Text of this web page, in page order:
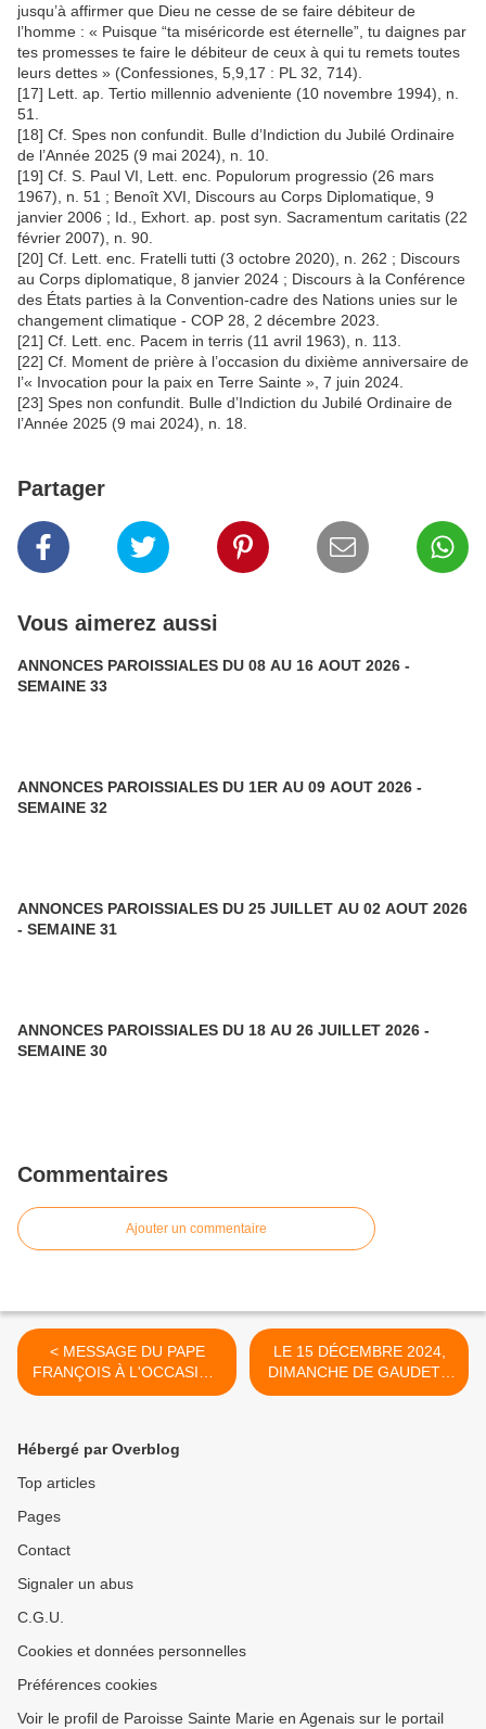
jusqu’à affirmer que Dieu ne cesse de se faire débiteur de
l’homme : « Puisque “ta miséricorde est éternelle”, tu daignes par
tes promesses te faire le débiteur de ceux à qui tu remets toutes
leurs dettes » (Confessiones, 5,9,17 : PL 32, 714).
[17] Lett. ap. Tertio millennio adveniente (10 novembre 1994), n.
51.
[18] Cf. Spes non confundit. Bulle d’Indiction du Jubilé Ordinaire
de l’Année 2025 (9 mai 2024), n. 10.
[19] Cf. S. Paul VI, Lett. enc. Populorum progressio (26 mars
1967), n. 51 ; Benoît XVI, Discours au Corps Diplomatique, 9
janvier 2006 ; Id., Exhort. ap. post syn. Sacramentum caritatis (22
février 2007), n. 90.
[20] Cf. Lett. enc. Fratelli tutti (3 octobre 2020), n. 262 ; Discours
au Corps diplomatique, 8 janvier 2024 ; Discours à la Conférence
des États parties à la Convention-cadre des Nations unies sur le
changement climatique - COP 28, 2 décembre 2023.
[21] Cf. Lett. enc. Pacem in terris (11 avril 1963), n. 113.
[22] Cf. Moment de prière à l’occasion du dixième anniversaire de
l’« Invocation pour la paix en Terre Sainte », 7 juin 2024.
[23] Spes non confundit. Bulle d’Indiction du Jubilé Ordinaire de
l’Année 2025 (9 mai 2024), n. 18.
Partager
Vous aimerez aussi
ANNONCES PAROISSIALES DU 08 AU 16 AOUT 2026 -
SEMAINE 33
ANNONCES PAROISSIALES DU 1ER AU 09 AOUT 2026 -
SEMAINE 32
ANNONCES PAROISSIALES DU 25 JUILLET AU 02 AOUT 2026
- SEMAINE 31
ANNONCES PAROISSIALES DU 18 AU 26 JUILLET 2026 -
SEMAINE 30
Commentaires
Ajouter un commentaire
< MESSAGE DU PAPE
FRANÇOIS À L'OCCASION
DE LA RÉOUVERTURE DE
LE 15 DÉCEMBRE 2024,
DIMANCHE DE GAUDETE
>
Hébergé par Overblog
Top articles
Pages
Contact
Signaler un abus
C.G.U.
Cookies et données personnelles
Préférences cookies
Voir le profil de Paroisse Sainte Marie en Agenais sur le portail